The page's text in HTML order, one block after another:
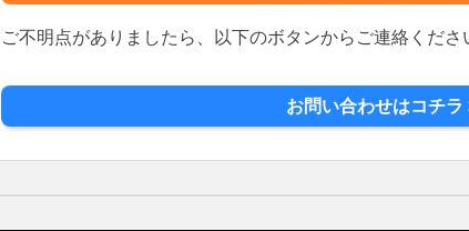
ョ
ン
ご不明点がありましたら、以下のボタンからご連絡くださ
お問い合わせはコチラ